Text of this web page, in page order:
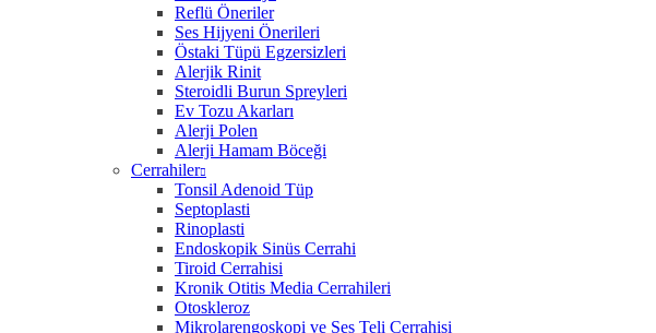
Reflü Öneriler
Ses Hijyeni Önerileri
Östaki Tüpü Egzersizleri
Alerjik Rinit
Steroidli Burun Spreyleri
Ev Tozu Akarları
Alerji Polen
Alerji Hamam Böceği
Cerrahiler
Tonsil Adenoid Tüp
Septoplasti
Rinoplasti
Endoskopik Sinüs Cerrahi
Tiroid Cerrahisi
Kronik Otitis Media Cerrahileri
Otoskleroz
Mikrolarengoskopi ve Ses Teli Cerrahisi